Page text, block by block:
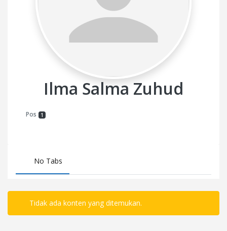
Ilma Salma Zuhud
Pos 1
No Tabs
Tidak ada konten yang ditemukan.